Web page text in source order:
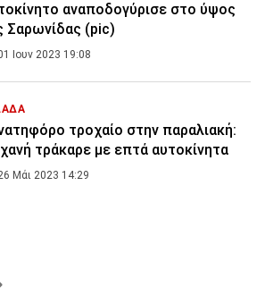
αναποδογύρισε στο ύψος
Σαρωνίδας (pic)
Ιουν 2023 19:08
τροχαίο στην παραλιακή:
τράκαρε με επτά αυτοκίνητα
Μάι 2023 14:29